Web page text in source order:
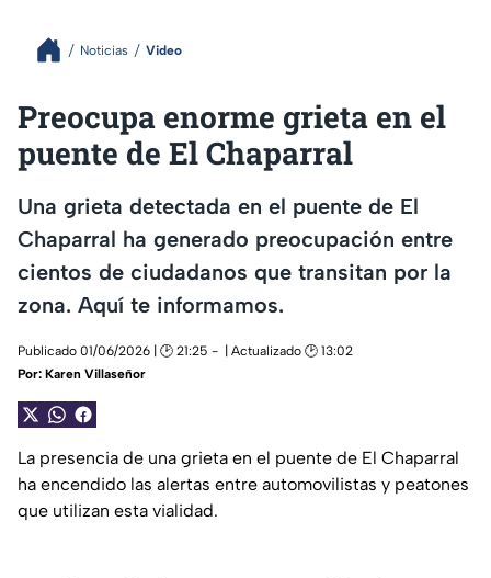
Noticias Video
Preocupa enorme grieta en el
puente de El Chaparral
Una grieta detectada en el puente de El
Chaparral ha generado preocupación entre
cientos de ciudadanos que transitan por la
zona. Aquí te informamos.
Publicado 01/06/2026 | 🕑 21:25
| Actualizado 🕑 13:02
Por: Karen Villaseñor
La presencia de una grieta en el puente de El Chaparral
ha encendido las alertas entre automovilistas y peatones
que utilizan esta vialidad.